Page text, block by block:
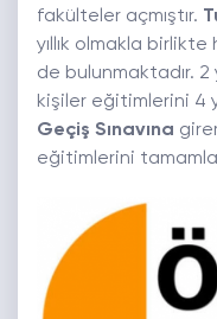
fakülteler açmıştır.
yıllık olmakla birlikte
de bulunmaktadır. 2
kişiler eğitimlerini 4
Geçiş Sınavına
eğitimlerini